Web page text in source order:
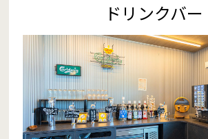
ドリンクバー